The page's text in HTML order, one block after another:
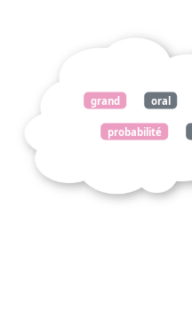
grand oral
probabilité